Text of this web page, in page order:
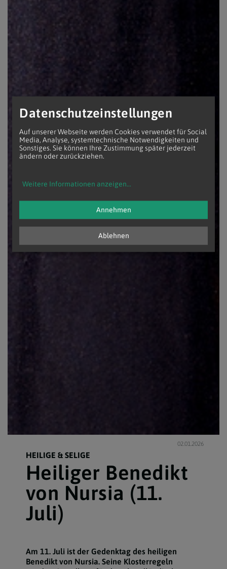
02.01.2026
HEILIGE & SELIGE
Heiliger Benedikt
von Nursia (11.
Juli)
Am 11. Juli ist der Gedenktag des heiligen
Benedikt von Nursia. Seine Klosterregeln
Datenschutzeinstellungen
Auf unserer Webseite werden Cookies verwendet für Social
Media, Analyse, systemtechnische Notwendigkeiten und
Sonstiges. Sie können Ihre Zustimmung später jederzeit
ändern oder zurückziehen.
Weitere Informationen anzeigen...
Ablehnen
Annehmen